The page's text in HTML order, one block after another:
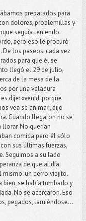
preparados para
dolores, problemillas y
seguía teniendo
pero eso le procuró
los paseos, cada vez
para que él se
llegó el 29 de julio,
de la mesa de la
por una veladura
dije: «venid, porque
vea se anima», dijo
Cuando llegaron no se
llorar. No querían
comida pero él sólo
sus últimas fuerzas,
Seguimos a su lado
de que al día
mismo: un perro viejito.
bien, se había tumbado y
No se acercaron. Eso
pegados, lamiéndose…